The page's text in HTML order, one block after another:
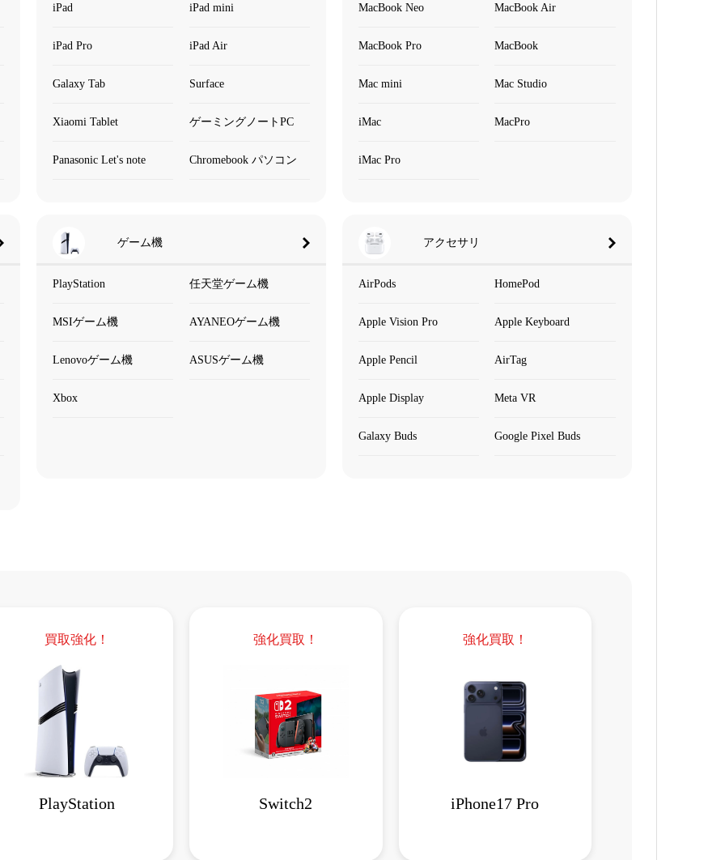
iPad iPad mini
iPad Pro iPad Air
Galaxy Tab Surface
Xiaomi Tablet ゲーミングノートPC
Panasonic Let's note Chromebook パソコン
MacBook Neo MacBook Air
MacBook Pro MacBook
Mac mini Mac Studio
iMac MacPro
iMac Pro
ゲーム機
PlayStation 任天堂ゲーム機
MSIゲーム機 AYANEOゲーム機
Lenovoゲーム機 ASUSゲーム機
Xbox
アクセサリ
AirPods HomePod
Apple Vision Pro Apple Keyboard
Apple Pencil AirTag
Apple Display Meta VR
Galaxy Buds Google Pixel Buds
買取強化！
PlayStation
強化買取！
Switch2
強化買取！
iPhone17 Pro